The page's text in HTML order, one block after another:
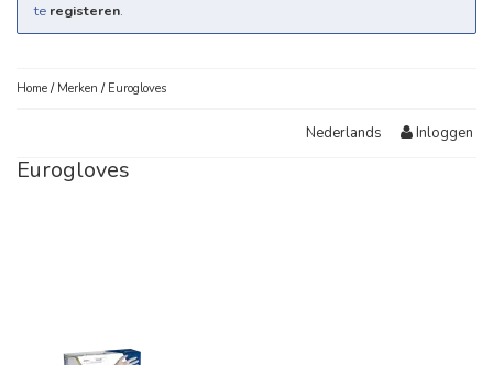
te registeren.
Home / Merken / Eurogloves
Nederlands Inloggen
Eurogloves